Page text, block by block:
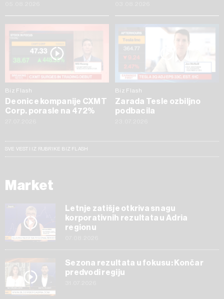
Biz Flash
Deonice kompanije CXMT
Corp. porasle na 472%
Biz Flash
Zarada Tesle ozbiljno
podbacila
SVE VESTI IZ RUBRIKE BIZ FLASH
Market
Letnje zatišje otkriva snagu
korporativnih rezultata u Adria
regionu
Sezona rezultata u fokusu: Končar
predvodi regiju